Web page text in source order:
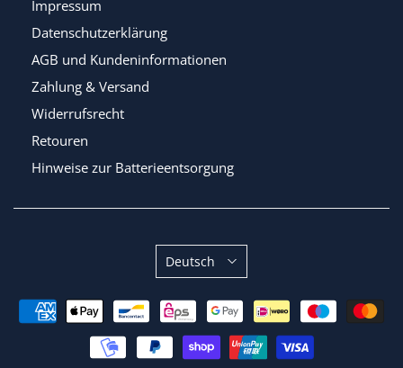
Impressum
Datenschutzerklärung
AGB und Kundeninformationen
Zahlung & Versand
Widerrufsrecht
Retouren
Hinweise zur Batterieentsorgung
Sprache
Deutsch